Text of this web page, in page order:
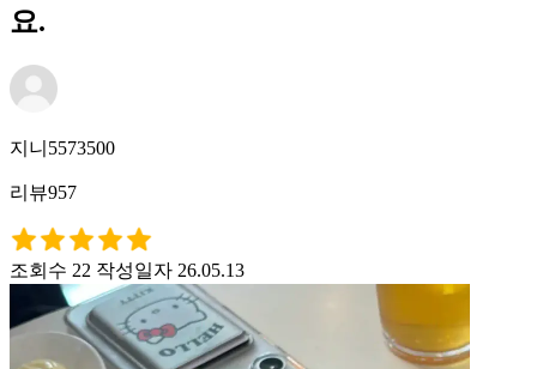
요.
지니5573500
리뷰957
조회수 22 작성일자 26.05.13